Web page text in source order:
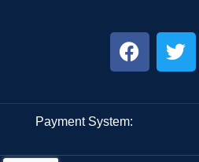
Payment System: